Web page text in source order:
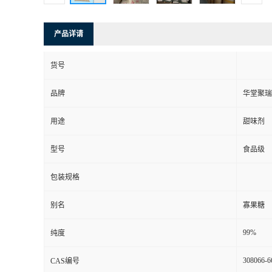
产品详请
货号
品牌 华堂聚瑞
用途 甜味剂
型号 食品级
包装规格
别名 寡果糖
纯度 99%
CAS编号 308066-